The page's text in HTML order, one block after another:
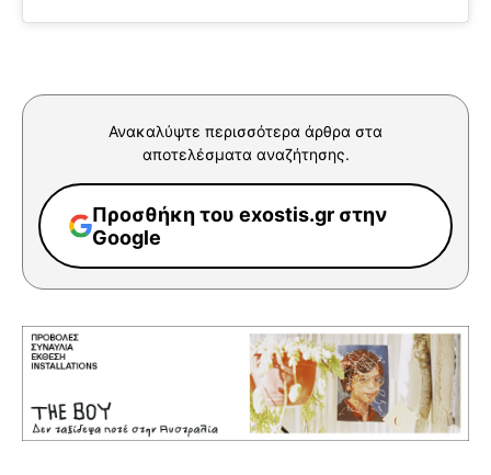
Ανακαλύψτε περισσότερα άρθρα στα
αποτελέσματα αναζήτησης.
Προσθήκη του exostis.gr στην
Google